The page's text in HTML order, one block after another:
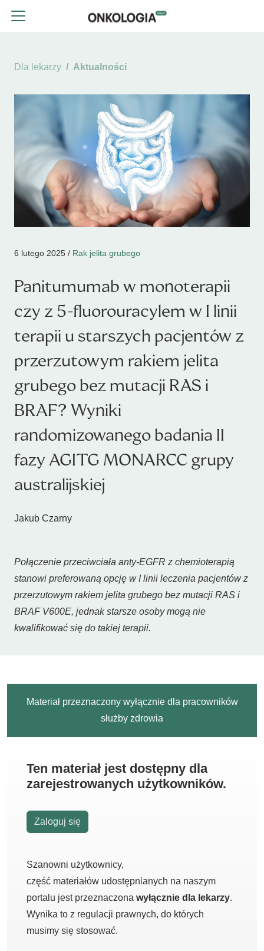
Dla lekarzy Aktualności
6 lutego 2025 / Rak jelita grubego
Panitumumab w monoterapii
czy z 5-fluorouracylem w I linii
terapii u starszych pacjentów z
przerzutowym rakiem jelita
grubego bez mutacji RAS i
BRAF? Wyniki
randomizowanego badania II
fazy AGITG MONARCC grupy
australijskiej
Jakub Czarny
Połączenie przeciwciała anty-EGFR z chemioterapią
stanowi preferowaną opcję w I linii leczenia pacjentów z
przerzutowym rakiem jelita grubego bez mutacji RAS i
BRAF V600E, jednak starsze osoby mogą nie
kwalifikować się do takiej terapii.
Materiał przeznaczony wyłącznie dla pracowników
służby zdrowia
Ten materiał jest dostępny dla
zarejestrowanych użytkowników.
Zaloguj się
Szanowni użytkownicy,
część materiałów udostępnianych na naszym
portalu jest przeznaczona wyłącznie dla lekarzy.
Wynika to z regulacji prawnych, do których
musimy się stosować.